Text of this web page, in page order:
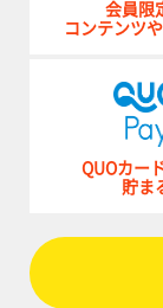
会員限
コンテンツ
QUOカー
貯ま